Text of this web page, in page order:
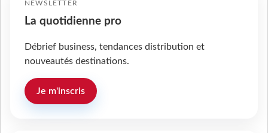
NEWSLETTER
La quotidienne pro
Débrief business, tendances distribution et
nouveautés destinations.
Je m'inscris